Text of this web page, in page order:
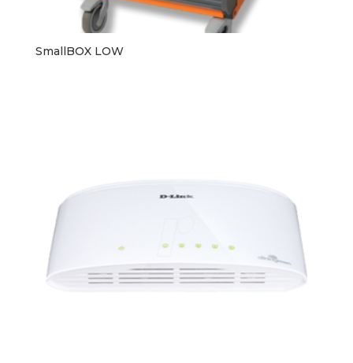
SmallBOX LOW